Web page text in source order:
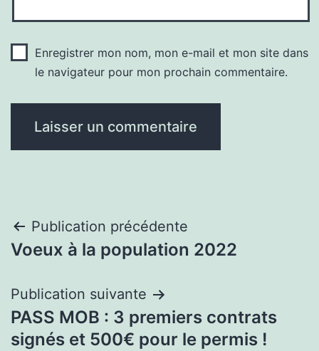
Enregistrer mon nom, mon e-mail et mon site dans
le navigateur pour mon prochain commentaire.
Navigation
de
l’article
Publication précédente
Voeux à la population 2022
Publication suivante
PASS MOB : 3 premiers contrats
signés et 500€ pour le permis !